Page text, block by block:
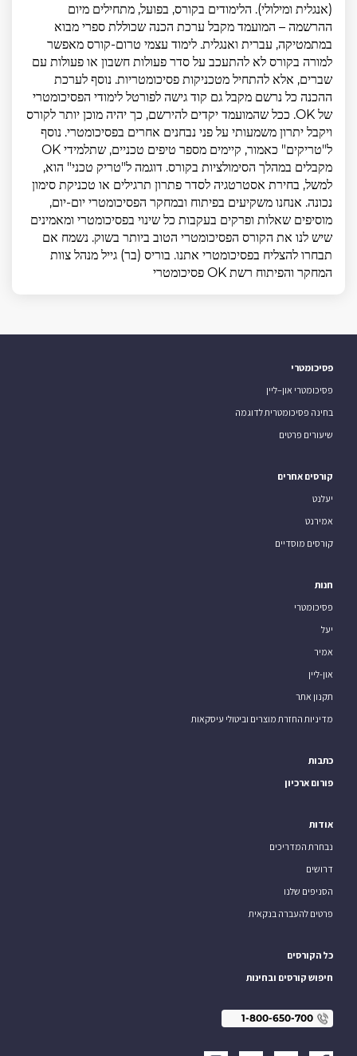
(אנגלית ומילולי). הלימודים בקורס, בפועל, מתחילים מיום
ההרשמה – המועמד מקבל ערכת הכנה שכוללת ספרי מבוא
במתמטיקה, עברית ואנגלית. לימוד עצמי טרום-קורס מאפשר
למורה בקורס לא להתעכב על סדר פעולות חשבון או פעולות עם
שברים, אלא להתחיל מטכניקות פסיכומטריות. נוסף לערכת
ההכנה כל נרשם מקבל גם קוד גישה לפורטל לימודי הפסיכומטרי
של OK. ככל שהמועמד יקדים להירשם, כך יהיה מוכן יותר לקורס
ויקבל יתרון משמעותי על פני נבחנים אחרים בפסיכומטרי. נוסף
ל"טריקים" כאמור, קיימים מספר טיפים טכניים, שתלמידי OK
מקבלים במהלך הסימולציות בקורס. דוגמה ל"טריק טכני" הוא,
למשל, בחירת אסטרטגיה לסדר פתרון תרגילים או טכניקת סימון
נכונה. אנחנו משקיעים בפיתוח ובמחקר הפסיכומטרי יום-יום,
מוסיפים שאלות ופרקים בעקבות כל שינוי בפסיכומטרי ומאמינים
שיש לנו את הקורס הפסיכומטרי הטוב ביותר בשוק. נשמח אם
תבחרו להצליח בפסיכומטרי אתנו. בוריס (בר) גייל מנהל צוות
המחקר והפיתוח רשת OK פסיכומטרי
פסיכומטרי
פסיכומטרי און–ליין
בחינה פסיכומטרית לדוגמה
שיעורים פרטים
קורסים אחרים
יעלנט
אמירנט
קורסים מוסדיים
חנות
פסיכומטרי
יעל
אמיר
און-ליין
תקנון אתר
מדיניות החזרת מוצרים וביטולי עיסקאות
כתבות
פורום ארכיון
אודות
נבחרת המדריכים
דרושים
הסניפים שלנו
פרטים להעברה בנקאית
כל הקורסים
חיפוש קורסים ובחינות
1-800-650-700